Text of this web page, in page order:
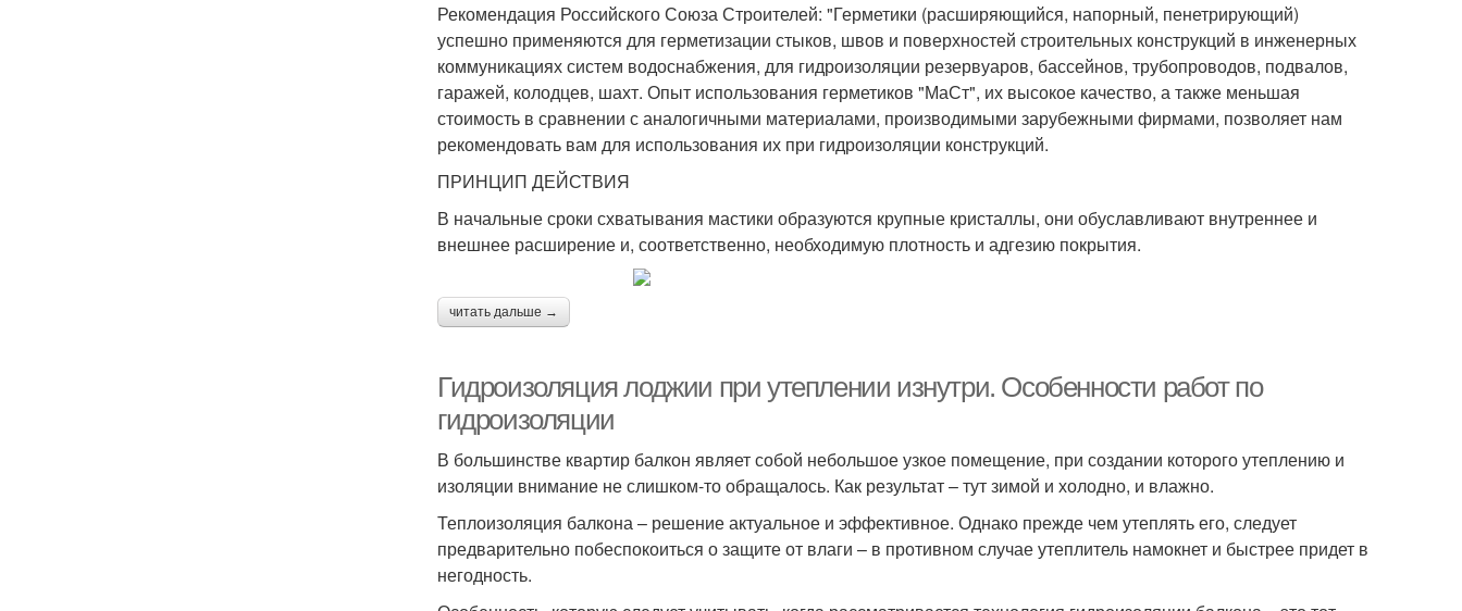
Рекомендация Российского Союза Строителей: "Герметики (расширяющийся, напорный, пенетрирующий)
успешно применяются для герметизации стыков, швов и поверхностей строительных конструкций в инженерных
коммуникациях систем водоснабжения, для гидроизоляции резервуаров, бассейнов, трубопроводов, подвалов,
гаражей, колодцев, шахт. Опыт использования герметиков "МаСт", их высокое качество, а также меньшая
стоимость в сравнении с аналогичными материалами, производимыми зарубежными фирмами, позволяет нам
рекомендовать вам для использования их при гидроизоляции конструкций.
ПРИНЦИП ДЕЙСТВИЯ
В начальные сроки схватывания мастики образуются крупные кристаллы, они обуславливают внутреннее и
внешнее расширение и, соответственно, необходимую плотность и адгезию покрытия.
читать дальше →
Гидроизоляция лоджии при утеплении изнутри. Особенности работ по
гидроизоляции
В большинстве квартир балкон являет собой небольшое узкое помещение, при создании которого утеплению и
изоляции внимание не слишком-то обращалось. Как результат – тут зимой и холодно, и влажно.
Теплоизоляция балкона – решение актуальное и эффективное. Однако прежде чем утеплять его, следует
предварительно побеспокоиться о защите от влаги – в противном случае утеплитель намокнет и быстрее придет в
негодность.